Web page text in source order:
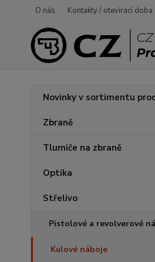
O nás Kontakty / otevírací doba
Novinky v sortimentu
Zbraně
Tlumiče na zbraně
Optika
Střelivo
Pistolové a revolverové
Kulové náboje